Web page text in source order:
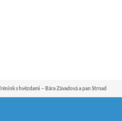
Trénink s hvězdami – Bára Závadová a pan Strnad